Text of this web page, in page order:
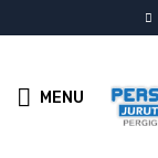
MENU